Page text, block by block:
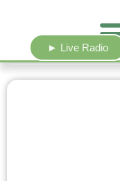
► Live Radio